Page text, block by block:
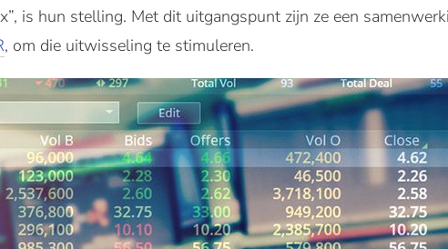
is hun stelling. Met dit uitgangspunt zijn ze een
, om die uitwisseling te stimuleren.